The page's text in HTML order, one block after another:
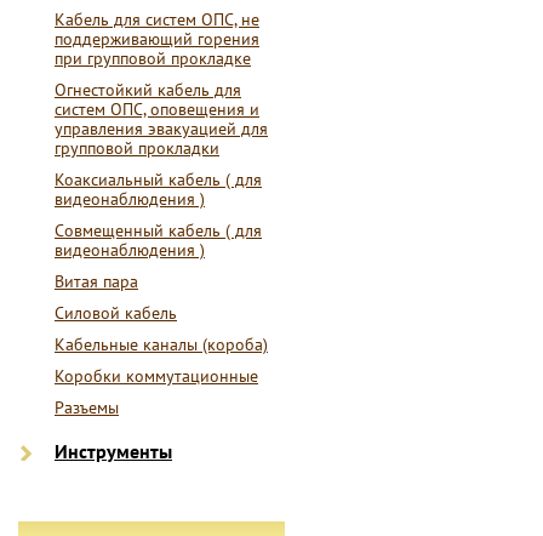
Кабель для систем ОПС, не
поддерживающий горения
при групповой прокладке
Огнестойкий кабель для
систем ОПС, оповещения и
управления эвакуацией для
групповой прокладки
Коаксиальный кабель ( для
видеонаблюдения )
Совмещенный кабель ( для
видеонаблюдения )
Витая пара
Силовой кабель
Кабельные каналы (короба)
Коробки коммутационные
Разъемы
Инструменты